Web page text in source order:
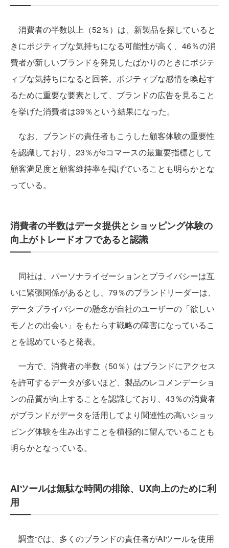
消費者の半数以上（52％）は、新製品を探していると
きにポジティブな気持ちになる可能性が高く、46％の消
費者が新しいブランドを発見したばかりのときにポジテ
ィブな気持ちになると回答。ポジティブな感情を喚起す
るために重要な要素として、ブランドの広告を見ること
を挙げた消費者は39％という結果になった。
なお、ブランドの責任者もこうした顧客体験の重要性
を認識しており、23％がeコマースの最重要指標として
顧客満足度と顧客維持率を掲げていることも明らかとな
っている。
消費者の半数はデータ提供とショッピング体験の
向上がトレードオフであると認識
同社は、パーソナライゼーションとプライバシーは互
いに緊張関係があるとし、79％のブランドリーダーは、
データプライバシーの懸念が自社のユーザーの「欲しい
モノとの出会い」をもたらす戦略の障害になっているこ
とを認めていると発表。
一方で、消費者の半数（50％）はブランドにアクセス
を許可するデータが多いほど、製品のレコメンデーショ
ンの品質が向上することを認識しており、43％の消費者
がブランドがデータを活用してより関連性の高いショッ
ピング体験を生み出すことを積極的に望んでいることも
明らかとなっている。
AIツールは無駄な時間の排除、UX向上のために利
用
調査では、多くのブランドの責任者がAIツールを使用